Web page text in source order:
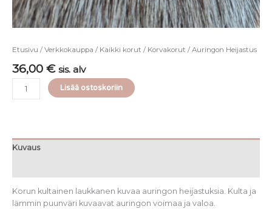
Etusivu / Verkkokauppa / Kaikki korut / Korvakorut / Auringon Heijastus
36,00 € sis. alv
Lisää ostoskoriin
Kuvaus
Korun kultainen laukkanen kuvaa auringon heijastuksia. Kulta ja
lämmin puunväri kuvaavat auringon voimaa ja valoa.